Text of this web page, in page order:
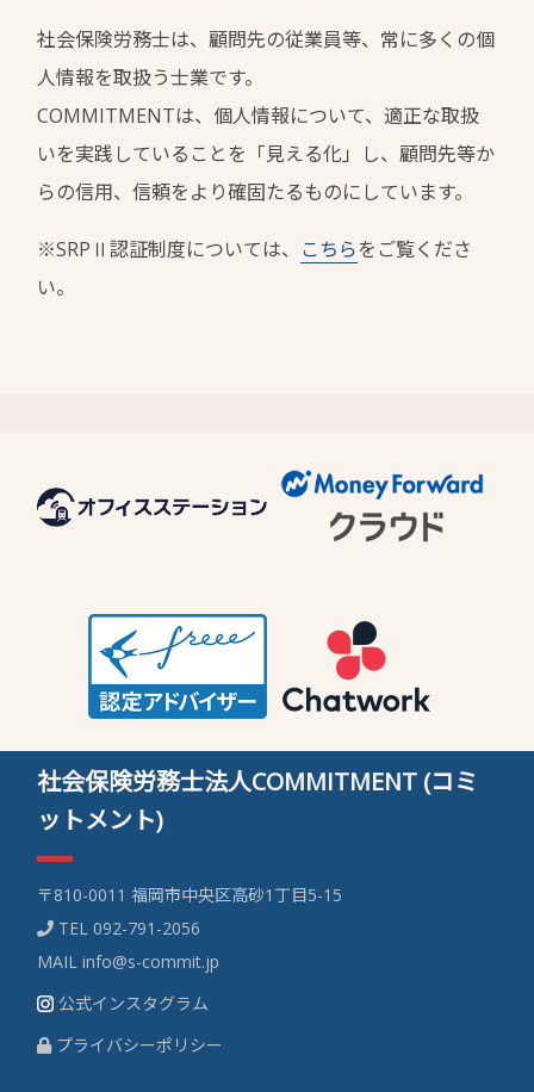
社会保険労務士は、顧問先の従業員等、常に多くの個
人情報を取扱う士業です。
COMMITMENTは、個人情報について、適正な取扱
いを実践していることを「見える化」し、顧問先等か
らの信用、信頼をより確固たるものにしています。
※SRPⅡ認証制度については、 こちらをご覧くださ
い。
社会保険労務士法人COMMITMENT (コミ
ットメント)
〒810-0011 福岡市中央区高砂1丁目5-15
TEL092-791-2056
MAILinfo@s-commit.jp
公式インスタグラム
プライバシーポリシー